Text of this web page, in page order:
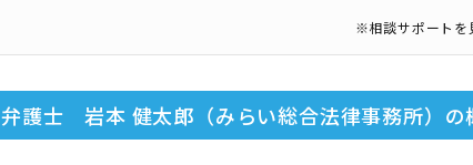
※相談サポートを
弁護士 岩本 健太郎（みらい総合法律事務所） の